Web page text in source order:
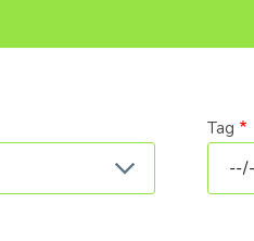
Tag
Datum